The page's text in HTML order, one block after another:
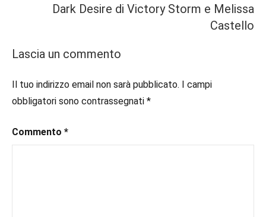
#booklover,
#instalibri
#italianwriter,
#kindle,
#leggo,
#libri,
RecensioniDark Desire di Victory Storm e Melissa
Castello
Lascia un commento
Il tuo indirizzo email non sarà pubblicato.
I campi
obbligatori sono contrassegnati *
Commento *